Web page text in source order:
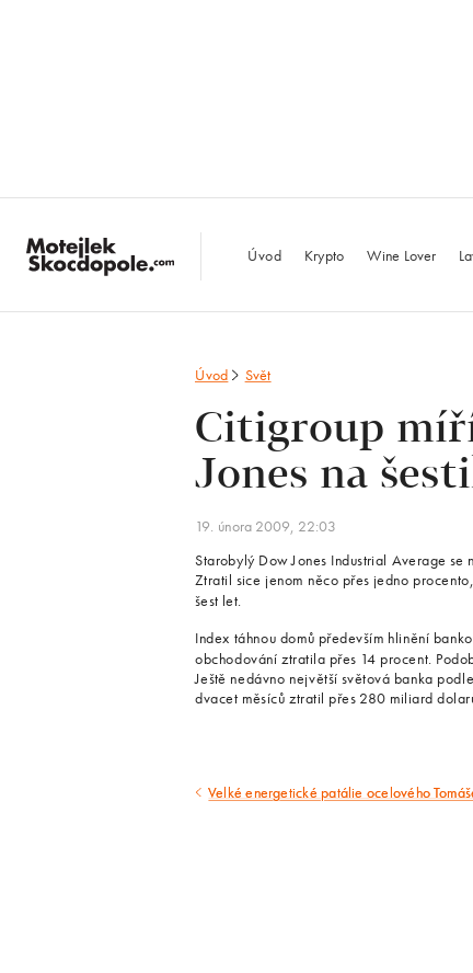
Úvod Krypto Wine Lover
Úvod Svět
Citigroup
Jones na
19. února 2009, 22:03
Starobylý Dow Jones Industrial Average
Ztratil sice jenom něco přes jedno
šest let.
Index táhnou domů především hlinění
obchodování ztratila přes 14 procent.
Ještě nedávno největší světová banka
dvacet měsíců ztratil přes 280 miliard
Předcházející
Velké energetické patálie ocelového